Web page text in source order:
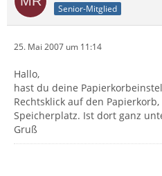
Senior-Mitglied
25. Mai 2007 um 11:14
Hallo,
hast du deine
Rechtsklick auf den
Speicherplatz. Ist dort ganz
Gruß